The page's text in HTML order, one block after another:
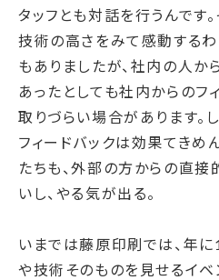
タッフとも対話を行うんです
技術の高さをみて感動するわ
もありましたが、社内の人か
あったとしても社内からのフ
取りづらい場合があります。
フィードバックは効果てきめ
たちも、外部の方からの直
いし、やる気が出る。
いまでは藤原印刷では、年
や技術そのものを見せるイベ